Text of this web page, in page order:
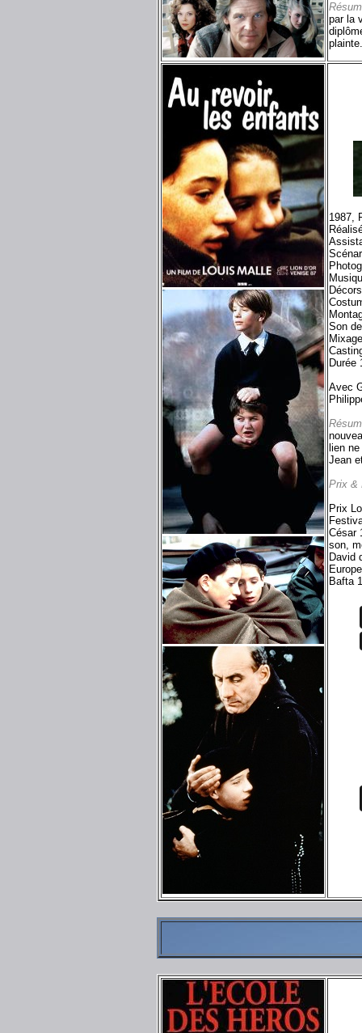
par la
1987,
Son
Durée
Avec
lien
Jean
Prix &
Prix
César
son,
David
Bafta